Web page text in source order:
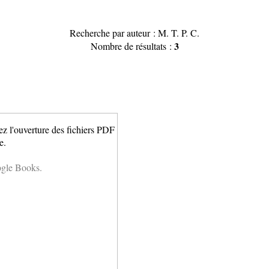
Recherche par auteur : M. T. P. C.
Nombre de résultats : 3
l'ouverture des fichiers PDF
Books.